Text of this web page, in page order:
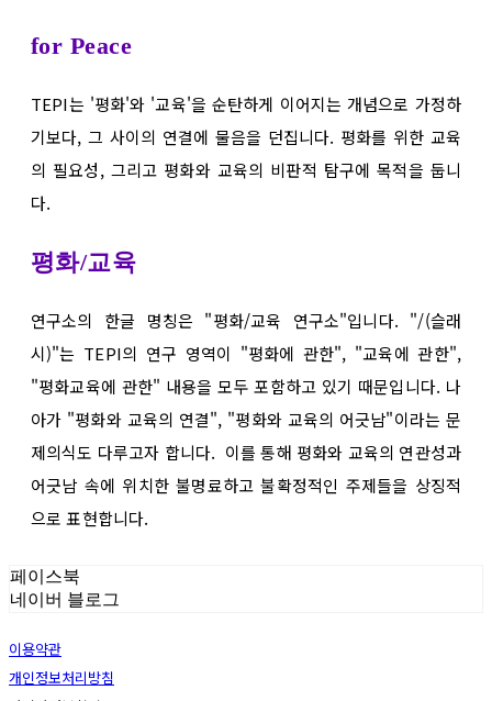
for Peace
TEPI는 '평화'와 '교육'을 순탄하게 이어지는 개념으로 가정하
기보다, 그 사이의 연결에 물음을 던집니다. 평화를 위한 교육
의 필요성, 그리고 평화와 교육의 비판적 탐구에 목적을 둡니
다.
평화/교육
연구소의 한글 명칭은 "평화/교육 연구소"입니다. "/(슬래
시)"는 TEPI의 연구 영역이 "평화에 관한", "교육에 관한",
"평화교육에 관한" 내용을 모두 포함하고 있기 때문입니다. 나
아가 "평화와 교육의 연결", "평화와 교육의 어긋남"이라는 문
제의식도 다루고자 합니다. 이를 통해 평화와 교육의 연관성과
어긋남 속에 위치한 불명료하고 불확정적인 주제들을 상징적
으로 표현합니다.
페이스북
네이버 블로그
이용약관
개인정보처리방침